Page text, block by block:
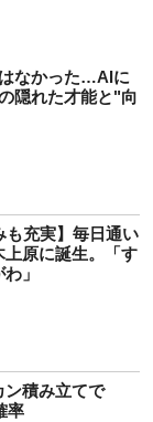
なかった…AIに
隠れた才能と"向
も充実】毎日通い
上原に誕生。「す
」
積み立てで
率